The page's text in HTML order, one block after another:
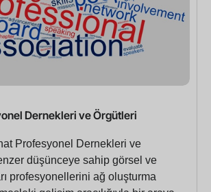
Dernekleri ve Örgütleri
Profesyonel Dernekleri ve
düşünceye sahip görsel ve
profesyonellerini ağ oluşturma